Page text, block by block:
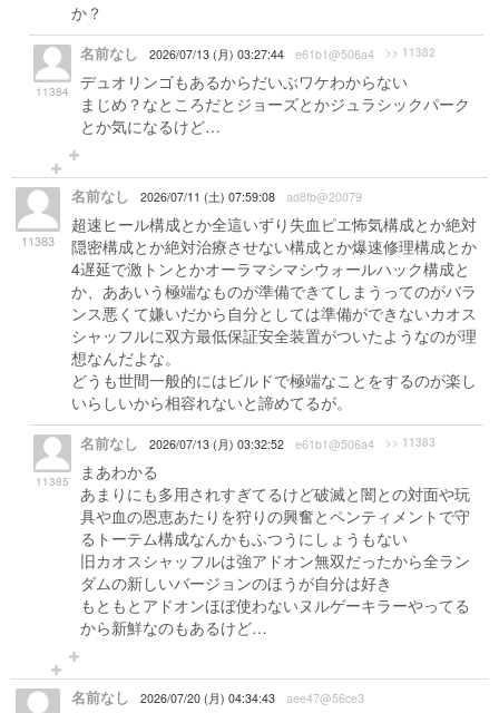
か？
11384
名前なし 2026/07/13 (月) 03:27:44 e61b1@506a4 >> 11382
デュオリンゴもあるからだいぶワケわからない
まじめ？なところだとジョーズとかジュラシックパーク
とか気になるけど…
11383
名前なし 2026/07/11 (土) 07:59:08 ad8fb@20079
超速ヒール構成とか全這いずり失血ピエ怖気構成とか絶対
隠密構成とか絶対治療させない構成とか爆速修理構成とか
4遅延で激トンとかオーラマシマシウォールハック構成と
か、ああいう極端なものが準備できてしまうってのがバラ
ンス悪くて嫌いだから自分としては準備ができないカオス
シャッフルに双方最低保証安全装置がついたようなのが理
想なんだよな。
どうも世間一般的にはビルドで極端なことをするのが楽し
いらしいから相容れないと諦めてるが。
11385
名前なし 2026/07/13 (月) 03:32:52 e61b1@506a4 >> 11383
まあわかる
あまりにも多用されすぎてるけど破滅と闇との対面や玩
具や血の恩恵あたりを狩りの興奮とペンティメントで守
るトーテム構成なんかもふつうにしょうもない
旧カオスシャッフルは強アドオン無双だったから全ラン
ダムの新しいバージョンのほうが自分は好き
もともとアドオンほぼ使わないヌルゲーキラーやってる
から新鮮なのもあるけど…
名前なし 2026/07/20 (月) 04:34:43 aee47@56ce3